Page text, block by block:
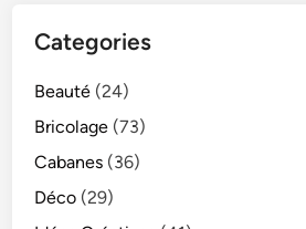
Categories
Beauté (24)
Bricolage (73)
Cabanes (36)
Déco (29)